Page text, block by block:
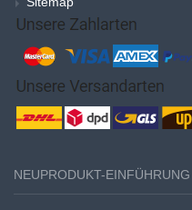
NEUPRODUKT-EINFÜHRUNG